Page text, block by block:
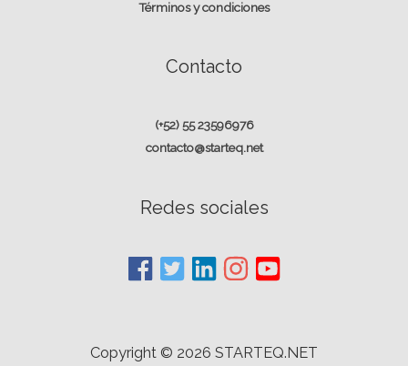
Términos y condiciones
Contacto
(+52) 55 23596976
contacto@starteq.net
Redes sociales
Copyright © 2026 STARTEQ.NET